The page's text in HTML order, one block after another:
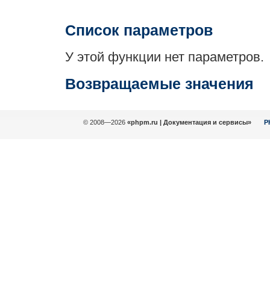
Список параметров
У этой функции нет параметров.
Возвращаемые значения
© 2008—2026 «phpm.ru | Документация и сервисы»